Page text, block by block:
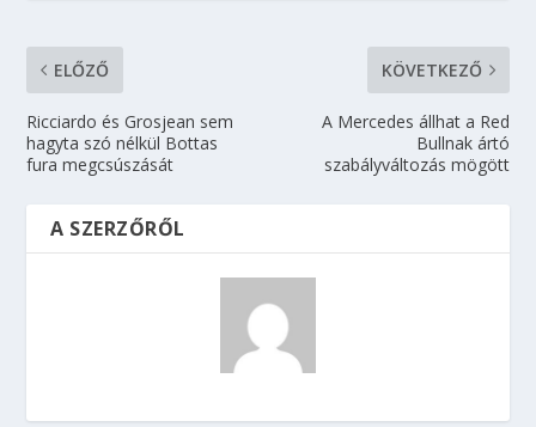
ELŐZŐ
Ricciardo és Grosjean sem
hagyta szó nélkül Bottas
fura megcsúszását
KÖVETKEZŐ
A Mercedes állhat a Red
Bullnak ártó
szabályváltozás mögött
A SZERZŐRŐL